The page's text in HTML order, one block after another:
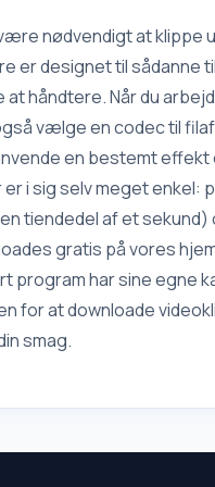
mail; beskæring, ændring
batchbehandling.
nødvendigt at
er designet til sådanne
håndtere. Når du
vælge en codec til
en bestemt
i sig selv meget enkel:
tiendedel af et sekund)
gratis på vores
program har sine
for at downloade
smag.